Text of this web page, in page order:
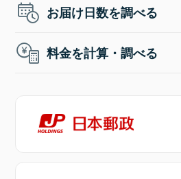
お届け日数を調べる
料金を計算・調べる